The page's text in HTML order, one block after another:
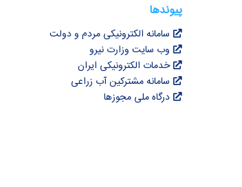
پیوندها
سامانه الکترونیکی مردم و دولت
وب سایت وزارت نیرو
خدمات الکترونیکی ایران
سامانه مشترکین آب زراعی
درگاه ملی مجوزها